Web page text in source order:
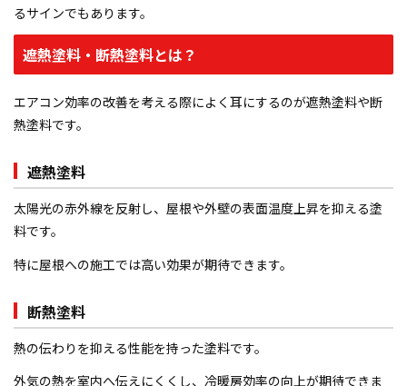
るサインでもあります。
遮熱塗料・断熱塗料とは？
エアコン効率の改善を考える際によく耳にするのが遮熱塗料や断
熱塗料です。
遮熱塗料
太陽光の赤外線を反射し、屋根や外壁の表面温度上昇を抑える塗
料です。
特に屋根への施工では高い効果が期待できます。
断熱塗料
熱の伝わりを抑える性能を持った塗料です。
外気の熱を室内へ伝えにくくし、冷暖房効率の向上が期待できま